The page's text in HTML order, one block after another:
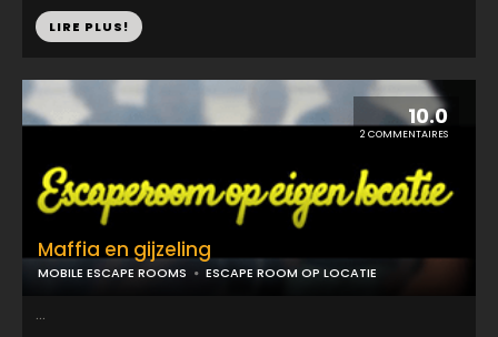
LIRE PLUS!
10.0
2 COMMENTAIRES
Maffia en gijzeling
MOBILE ESCAPE ROOMS ESCAPE ROOM OP LOCATIE
...